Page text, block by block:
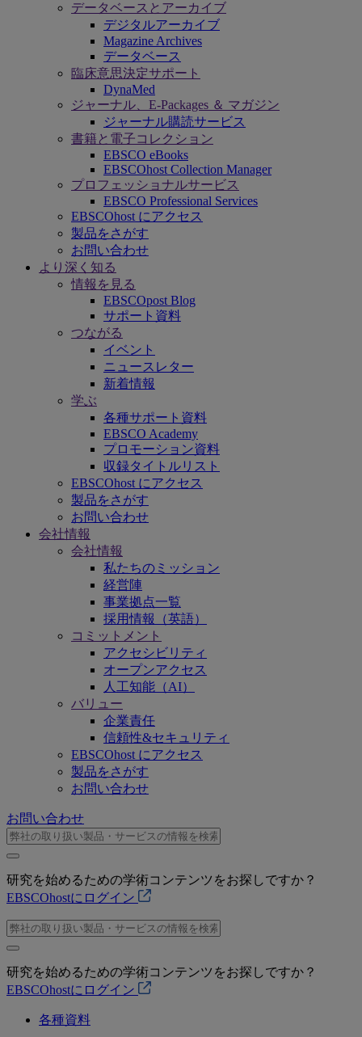
データベースとアーカイブ
デジタルアーカイブ
Magazine Archives
データベース
臨床意思決定サポート
DynaMed
ジャーナル、E-Packages ＆ マガジン
ジャーナル購読サービス
書籍と電子コレクション
EBSCO eBooks
EBSCOhost Collection Manager
プロフェッショナルサービス
EBSCO Professional Services
EBSCOhost にアクセス
製品をさがす
お問い合わせ
より深く知る
情報を見る
EBSCOpost Blog
サポート資料
つながる
イベント
ニュースレター
新着情報
学ぶ
各種サポート資料
EBSCO Academy
プロモーション資料
収録タイトルリスト
EBSCOhost にアクセス
製品をさがす
お問い合わせ
会社情報
会社情報
私たちのミッション
経営陣
事業拠点一覧
採用情報（英語）
コミットメント
アクセシビリティ
オープンアクセス
人工知能（AI）
バリュー
企業責任
信頼性&セキュリティ
EBSCOhost にアクセス
製品をさがす
お問い合わせ
お問い合わせ
研究を始めるための学術コンテンツをお探しですか？
EBSCOhostにログイン
研究を始めるための学術コンテンツをお探しですか？
EBSCOhostにログイン
各種資料